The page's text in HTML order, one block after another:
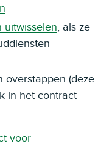
uitwisselen, als ze
overstappen (deze
in het contract
voor